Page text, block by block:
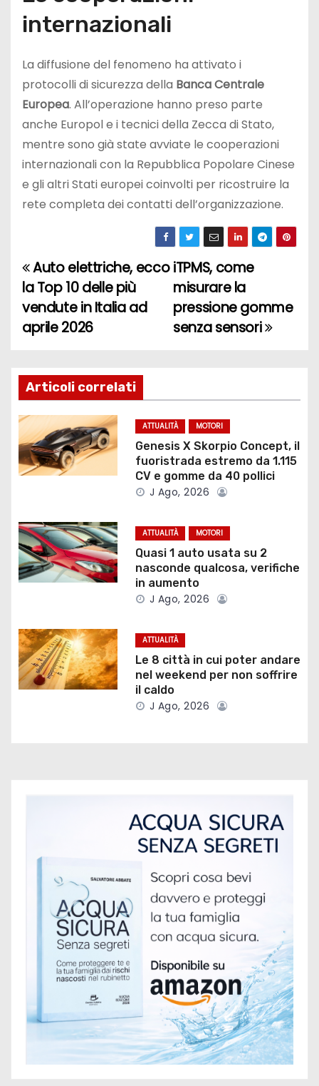
internazionali
La diffusione del fenomeno ha attivato i
protocolli di sicurezza della Banca Centrale
Europea. All’operazione hanno preso parte
anche Europol e i tecnici della Zecca di Stato,
mentre sono già state avviate le cooperazioni
internazionali con la Repubblica Popolare Cinese
e gli altri Stati europei coinvolti per ricostruire la
rete completa dei contatti dell’organizzazione.
N
a
v
g
a
z
i
n
e
r
t
i
iTPMS, come
misurare la
pressione gomme
senza sensori
Auto elettriche, ecco
la Top 10 delle più
vendute in Italia ad
aprile 2026
Articoli correlati
ATTUALITÀ MOTORI
Genesis X Skorpio Concept, il
fuoristrada estremo da 1.115
CV e gomme da 40 pollici
J Ago, 2026
ATTUALITÀ MOTORI
Quasi 1 auto usata su 2
nasconde qualcosa, verifiche
in aumento
J Ago, 2026
ATTUALITÀ
Le 8 città in cui poter andare
nel weekend per non soffrire
il caldo
J Ago, 2026